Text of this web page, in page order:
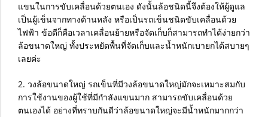
แขนในการขับเคลื่อนด้วยตนเอง ดังนั้นล้อชนิดนี้จึงต้องให้ผู้ดูแล
เป็นผู้เข็นจากทางด้านหลัง หรือเป็นรถเข็นชนิดขับเคลื่อนด้วย
ไฟฟ้า ข้อดีก็คือเวลาเคลื่อนย้ายหรือจัดเก็บก็สามารถทำได้ง่ายกว่า
ล้อขนาดใหญ่ ทั้งประหยัดพื้นที่จัดเก็บและน้ำหนักเบายกได้สบายๆ
เลยค่ะ
2. วงล้อขนาดใหญ่ รถเข็นที่มีวงล้อขนาดใหญ่มักจะเหมาะสมกับ
การใช้งานของผู้ใช้ที่มีกำลังแขนมาก สามารถขับเคลื่อนด้วย
ตนเองได้ อย่างที่ทราบกันดีว่าล้อขนาดใหญ่จะมีน้ำหนักมากกว่า